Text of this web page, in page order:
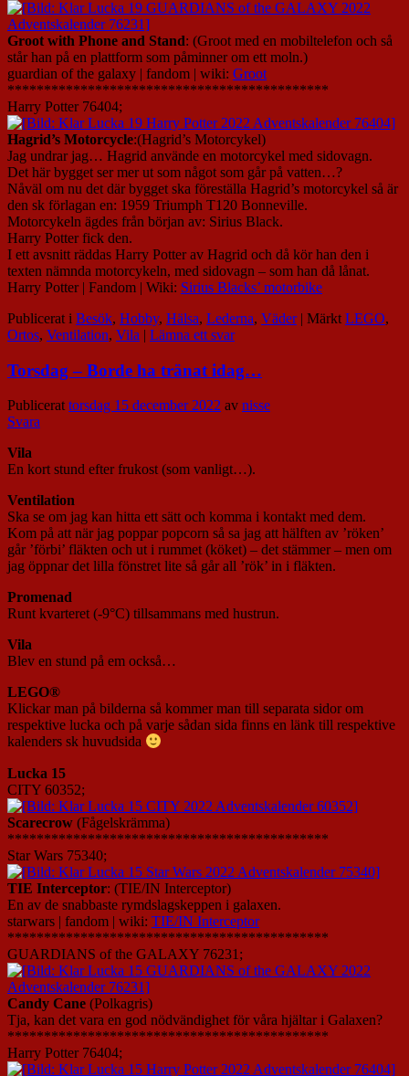
Groot with Phone and Stand: (Groot med en mobiltelefon och så
står han på en plattform som påminner om ett moln.)
guardian of the galaxy | fandom | wiki: Groot
********************************************
Harry Potter 76404;
Hagrid’s Motorcycle:(Hagrid’s Motorcykel)
Jag undrar jag… Hagrid använde en motorcykel med sidovagn.
Det här bygget ser mer ut som något som går på vatten…?
Nåväl om nu det där bygget ska föreställa Hagrid’s motorcykel så är
den sk förlagan en: 1959 Triumph T120 Bonneville.
Motorcykeln ägdes från början av: Sirius Black.
Harry Potter fick den.
I ett avsnitt räddas Harry Potter av Hagrid och då kör han den i
texten nämnda motorcykeln, med sidovagn – som han då lånat.
Harry Potter | Fandom | Wiki: Sirius Blacks’ motorbike
Publicerat i Besök, Hobby, Hälsa, Lederna, Väder | Märkt LEGO,
Ortos, Ventilation, Vila | Lämna ett svar
Torsdag – Borde ha tränat idag…
Publicerat torsdag 15 december 2022 av nisse
Svara
Vila
En kort stund efter frukost (som vanligt…).
Ventilation
Ska se om jag kan hitta ett sätt och komma i kontakt med dem.
Kom på att när jag poppar popcorn så sa jag att hälften av ’röken’
går ’förbi’ fläkten och ut i rummet (köket) – det stämmer – men om
jag öppnar det lilla fönstret lite så går all ’rök’ in i fläkten.
Promenad
Runt kvarteret (-9°C) tillsammans med hustrun.
Vila
Blev en stund på em också…
LEGO®
Klickar man på bilderna så kommer man till separata sidor om
respektive lucka och på varje sådan sida finns en länk till respektive
kalenders sk huvudsida
Lucka 15
CITY 60352;
Scarecrow (Fågelskrämma)
********************************************
Star Wars 75340;
TIE Interceptor: (TIE/IN Interceptor)
En av de snabbaste rymdslagskeppen i galaxen.
starwars | fandom | wiki: TIE/IN Interceptor
********************************************
GUARDIANS of the GALAXY 76231;
Candy Cane (Polkagris)
Tja, kan det vara en god nödvändighet för våra hjältar i Galaxen?
********************************************
Harry Potter 76404;